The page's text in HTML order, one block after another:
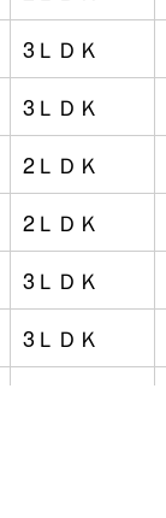
3ＬＤＫ
3ＬＤＫ
2ＬＤＫ
2ＬＤＫ
3ＬＤＫ
3ＬＤＫ